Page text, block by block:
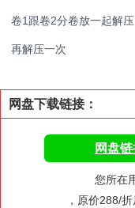
卷1跟卷2分卷放一起解压
再解压一次
网盘下载链接：
网盘
您所在
，原价288/